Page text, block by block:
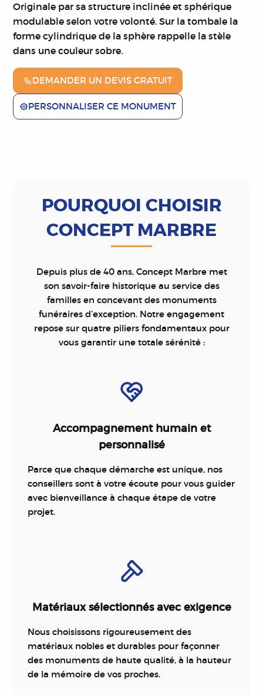
Originale par sa structure inclinée et sphérique
modulable selon votre volonté.Sur la tombale la
forme cylindrique de la sphère rappelle la stèle
dans une couleur sobre.
DEMANDER UN DEVIS GRATUIT
PERSONNALISER CE MONUMENT
POURQUOI CHOISIR
CONCEPT MARBRE
Depuis plus de 40 ans, Concept Marbre met
son savoir-faire historique au service des
familles en concevant des monuments
funéraires d’exception. Notre engagement
repose sur quatre piliers fondamentaux pour
vous garantir une totale sérénité :
Accompagnement humain et
personnalisé
Parce que chaque démarche est unique, nos
conseillers sont à votre écoute pour vous guider
avec bienveillance à chaque étape de votre
projet.
Matériaux sélectionnés avec exigence
Nous choisissons rigoureusement des
matériaux nobles et durables pour façonner
des monuments de haute qualité, à la hauteur
de la mémoire de vos proches.